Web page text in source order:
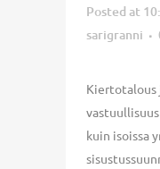
Posted at
sarigranni
Kiertotalous
kuin isoissa